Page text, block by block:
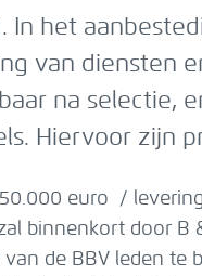
het
van diensten
na selectie,
Hiervoor zijn
euro /
binnenkort door B
de BBV leden te